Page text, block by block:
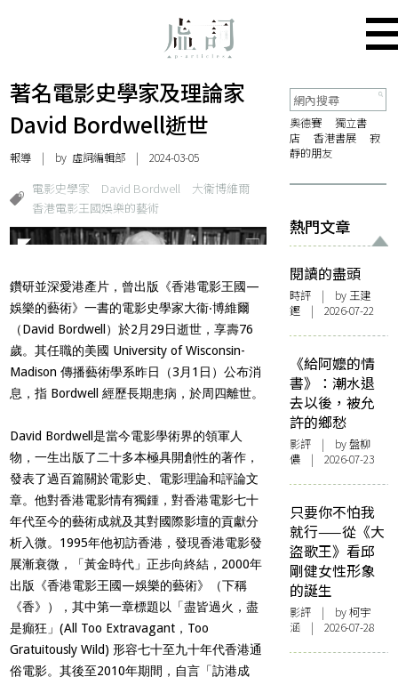
著名電影史學家及理論家
David Bordwell逝世
報導 | by 虛詞編輯部 | 2024-03-05
電影史學家 David Bordwell
大衞博維爾
香港電影王國娛樂的藝術
鑽研並深愛港產片，曾出版《香港電影王國—
娛樂的藝術》一書的電影史學家大衞‧博維爾
（David Bordwell）於2月29日逝世，享壽76
歲。其任職的美國 University of Wisconsin-
Madison 傳播藝術學系昨日（3月1日）公布消
息，指 Bordwell 經歷長期患病，於周四離世。
David Bordwell是當今電影學術界的領軍人
物，一生出版了二十多本極具開創性的著作，
發表了過百篇關於電影史、電影理論和評論文
章。他對香港電影情有獨鍾，對香港電影七十
年代至今的藝術成就及其對國際影壇的貢獻分
析入微。1995年他初訪香港，發現香港電影發
展漸衰微，「黃金時代」正步向終結， 2000年
出版《香港電影王國—娛樂的藝術》（下稱
《香》），其中第一章標題以「盡皆過火，盡
是癲狂」(All Too Extravagant，Too
Gratuitously Wild) 形容七十至九十年代香港通
俗電影。其後至2010年期間，自言「訪港成
奧德賽
獨立書
店
香港書展
寂
靜的朋友
熱門文章
閱讀的盡頭
時評 | by 王建
鏗 | 2026-07-22
《給阿嬤的情
書》：潮水退
去以後，被允
許的鄉愁
影評 | by 盤柳
儂 | 2026-07-23
只要你不怕我
就行——從《大
盜歌王》看邱
剛健女性形象
的誕生
影評 | by 柯宇
涵 | 2026-07-28